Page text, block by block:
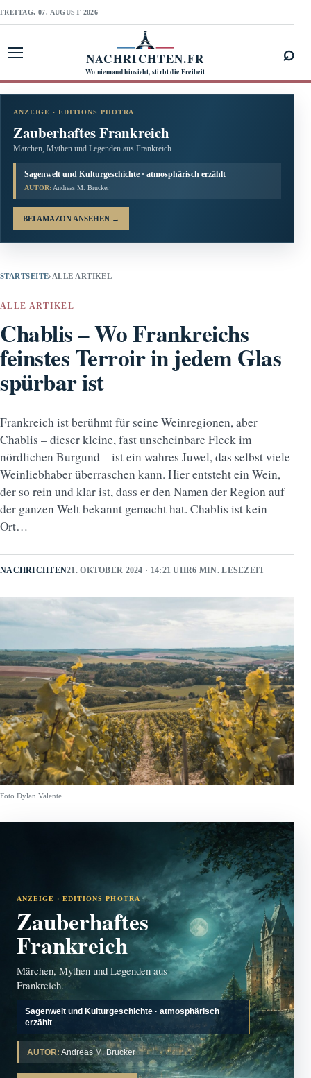
FREITAG, 07. AUGUST 2026
NACHRICHTEN.FR
Wo niemand hinsieht, stirbt die Freiheit
⌕
ANZEIGE · EDITIONS PHOTRA
Zauberhaftes Frankreich
Märchen, Mythen und Legenden aus Frankreich.
Sagenwelt und Kulturgeschichte · atmosphärisch erzählt
AUTOR: Andreas M. Brucker
BEI AMAZON ANSEHEN →
STARTSEITE› ALLE ARTIKEL
ALLE ARTIKEL
Chablis – Wo Frankreichs
feinstes Terroir in jedem Glas
spürbar ist
Frankreich ist berühmt für seine Weinregionen, aber
Chablis – dieser kleine, fast unscheinbare Fleck im
nördlichen Burgund – ist ein wahres Juwel, das selbst viele
Weinliebhaber überraschen kann. Hier entsteht ein Wein,
der so rein und klar ist, dass er den Namen der Region auf
der ganzen Welt bekannt gemacht hat. Chablis ist kein
Ort…
NACHRICHTEN21. OKTOBER 2024 · 14:21 UHR6 MIN. LESEZEIT
Foto Dylan Valente
ANZEIGE · EDITIONS PHOTRA
Zauberhaftes
Frankreich
Märchen, Mythen und Legenden aus
Frankreich.
Sagenwelt und Kulturgeschichte · atmosphärisch
erzählt
AUTOR: Andreas M. Brucker